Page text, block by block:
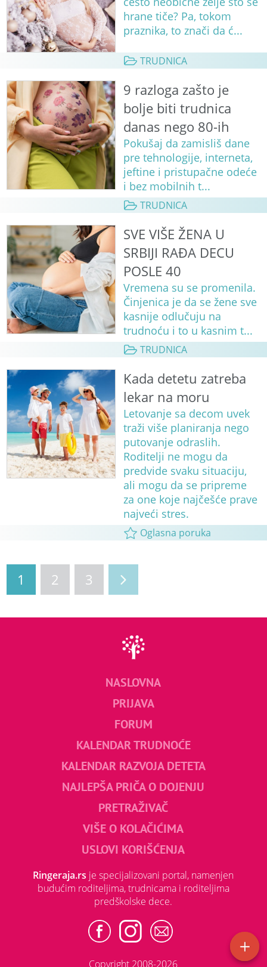
hrane tiče? Pa, tokom
praznika, to znači da ć...
TRUDNICA
9 razloga zašto je
bolje biti trudnica
danas nego 80-ih
Pokušaj da zamisliš dane
pre tehnologije, interneta,
jeftine i pristupačne odeće
i bez mobilnih t...
TRUDNICA
SVE VIŠE ŽENA U
SRBIJI RAĐA DECU
POSLE 40
Vremena su se promenila.
Činjenica je da se žene sve
kasnije odlučuju na
trudnoću i to u kasnim t...
TRUDNICA
Kada detetu zatreba
lekar na moru
Letovanje sa decom uvek
traži više planiranja nego
putovanje odraslih.
Roditelji ne mogu da
predvide svaku situaciju,
ali mogu da se pripreme
za one koje najčešće prave
najveći stres.
Oglasna poruka
1 2 3
NASLOVNA
PRIJAVA
FORUM
KALENDAR TRUDNOĆE
KALENDAR RAZVOJA DETETA
NAJLEPŠA PRIČA O DOJENJU
PRETRAŽIVAČ
VIŠE O KOLAČIĆIMA
USLOVI KORIŠĆENJA
Ringeraja.rs je specijalizovani portal, namenjen
budućim roditeljima, trudnicama i roditeljima
predškolske dece.
Copyright 2008-2026